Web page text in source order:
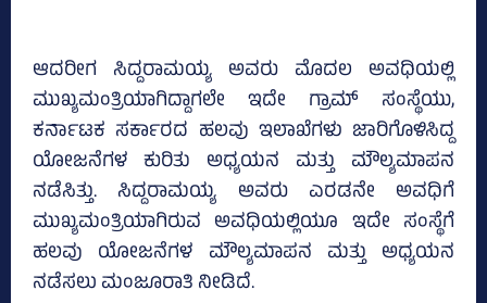
ಆದರೀಗ ಸಿದ್ದರಾಮಯ್ಯ ಅವರು ಮೊದಲ ಅವಧಿಯಲ್ಲಿ
ಮುಖ್ಯಮಂತ್ರಿಯಾಗಿದ್ದಾಗಲೇ ಇದೇ ಗ್ರಾಮ್‌ ಸಂಸ್ಥೆಯು,
ಕರ್ನಾಟಕ ಸರ್ಕಾರದ ಹಲವು ಇಲಾಖೆಗಳು ಜಾರಿಗೊಳಿಸಿದ್ದ
ಯೋಜನೆಗಳ ಕುರಿತು ಅಧ್ಯಯನ ಮತ್ತು ಮೌಲ್ಯಮಾಪನ
ನಡೆಸಿತ್ತು. ಸಿದ್ದರಾಮಯ್ಯ ಅವರು ಎರಡನೇ ಅವಧಿಗೆ
ಮುಖ್ಯಮಂತ್ರಿಯಾಗಿರುವ ಅವಧಿಯಲ್ಲಿಯೂ ಇದೇ ಸಂಸ್ಥೆಗೆ
ಹಲವು ಯೋಜನೆಗಳ ಮೌಲ್ಯಮಾಪನ ಮತ್ತು ಅಧ್ಯಯನ
ನಡೆಸಲು ಮಂಜೂರಾತಿ ನೀಡಿದೆ.